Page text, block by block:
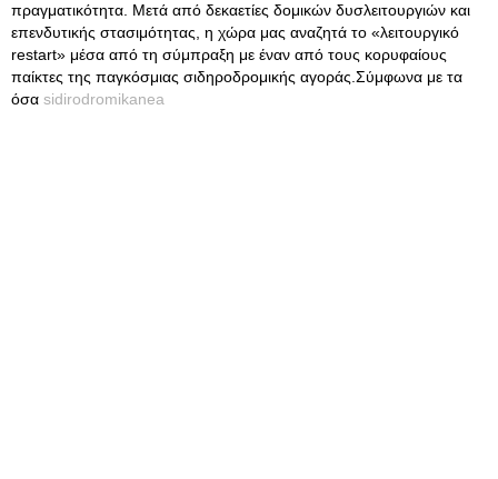
πραγματικότητα. Μετά από δεκαετίες δομικών δυσλειτουργιών και
επενδυτικής στασιμότητας, η χώρα μας αναζητά το «λειτουργικό
restart» μέσα από τη σύμπραξη με έναν από τους κορυφαίους
παίκτες της παγκόσμιας σιδηροδρομικής αγοράς.Σύμφωνα με τα
όσα sidirodromikanea